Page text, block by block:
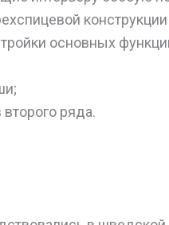
основных
ряда.